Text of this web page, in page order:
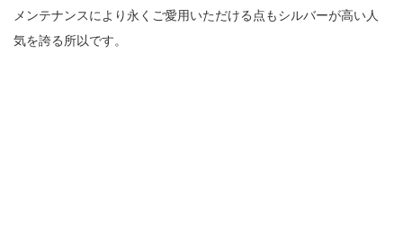
メンテナンスにより永くご愛用いただける点もシルバーが高い人
気を誇る所以です。